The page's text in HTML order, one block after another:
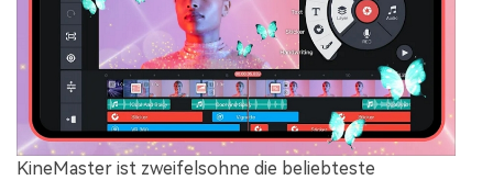
KineMaster ist zweifelsohne die beliebteste